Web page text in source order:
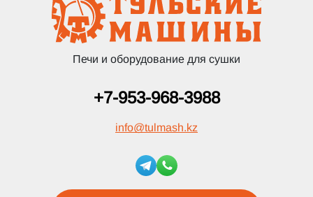
Печи и оборудование для сушки
+7-953-968-3988
info@tulmash.kz